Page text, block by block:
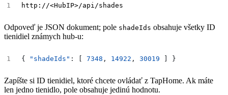
Odpoveď je JSON dokument; pole shadeIds obsahuje všetky ID
tienidiel známych hub-u:
{ "shadeIds" : 7348 , 14922 , 30019 }
Zapíšte si ID tienidiel, ktoré chcete ovládať z TapHome. Ak máte
len jedno tienidlo, pole obsahuje jedinú hodnotu.